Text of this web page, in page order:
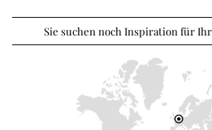
Sie suchen noch Inspiration für